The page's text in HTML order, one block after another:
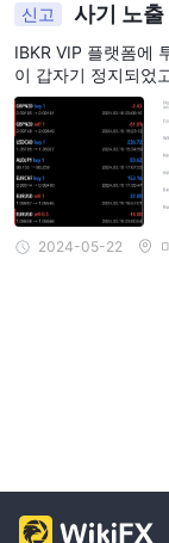
신고 사기 노출
IBKR VIP 플랫폼에
이 갑자기 정지되었
2024-05-22